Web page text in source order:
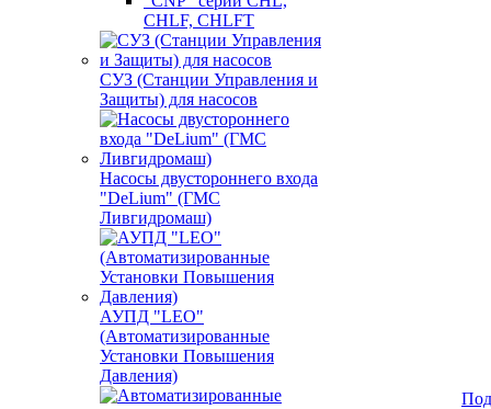
CHLF, CHLFT
СУЗ (Станции Управления и
Защиты) для насосов
Насосы двустороннего входа
"DeLium" (ГМС
Ливгидромаш)
АУПД "LEO"
(Автоматизированные
Установки Повышения
Давления)